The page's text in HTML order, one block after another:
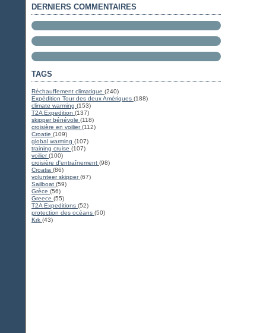
DERNIERS COMMENTAIRES
TAGS
Réchauffement climatique (240)
Expédition Tour des deux Amériques (188)
climate warming (153)
T2A Expedition (137)
skipper bénévole (118)
croisière en voilier(112)
Croatie (109)
global warming (107)
training cruise (107)
voilier(100)
croisière d'entraînement (98)
Croatia (86)
volunteer skipper(67)
Sailboat (59)
Grèce (56)
Greece (55)
T2A Expeditions (52)
protection des océans (50)
Krk (43)